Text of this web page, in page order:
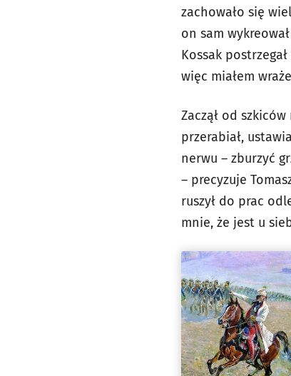
zachowało się
on sam
Kossak
więc miałem
Zaczął od
przerabiał,
nerwu – zburzyć
– precyzuje
ruszył do prac
mnie, że jest u